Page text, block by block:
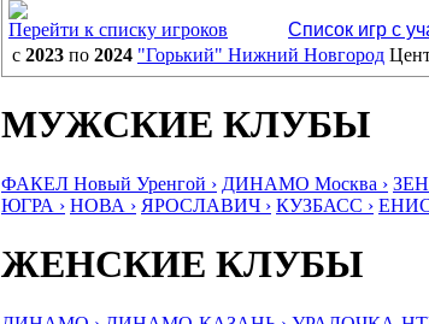
Перейти к списку игроков
Список игр с
с 2023 по 2024 "Горький" Нижний Новгород
МУЖСКИЕ КЛУБЫ
ФАКЕЛ Новый Уренгой › ДИНАМО Москва ›
ЮГРА › НОВА › ЯРОСЛАВИЧ › КУЗБАСС ›
ЖЕНСКИЕ КЛУБЫ